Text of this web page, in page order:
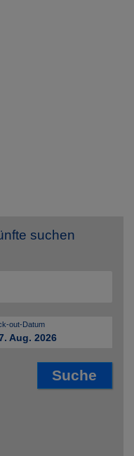
suchen
out-Datum
Aug. 2026